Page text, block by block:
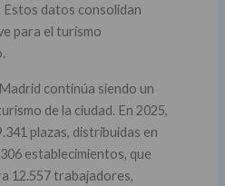
Estos datos consolidan
para el turismo
continúa siendo un
de la ciudad. En 2025,
plazas, distribuidas en
establecimientos, que
12.557 trabajadores,